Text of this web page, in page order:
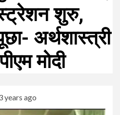
शुरु,
अर्थशास्त्री
मोदी
years ago